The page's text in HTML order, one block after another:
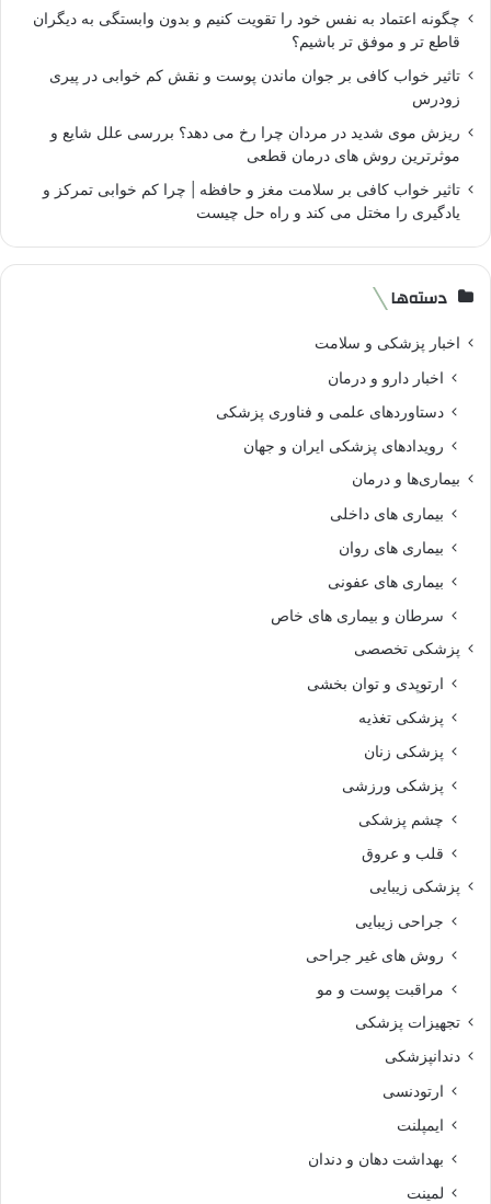
چگونه اعتماد به نفس خود را تقویت کنیم و بدون وابستگی به دیگران
قاطع تر و موفق تر باشیم؟
تاثیر خواب کافی بر جوان ماندن پوست و نقش کم خوابی در پیری
زودرس
ریزش موی شدید در مردان چرا رخ می دهد؟ بررسی علل شایع و
موثرترین روش های درمان قطعی
تاثیر خواب کافی بر سلامت مغز و حافظه | چرا کم خوابی تمرکز و
یادگیری را مختل می کند و راه حل چیست
دسته‌ها
اخبار پزشکی و سلامت
اخبار دارو و درمان
دستاوردهای علمی و فناوری پزشکی
رویدادهای پزشکی ایران و جهان
بیماری‌ها و درمان
بیماری های داخلی
بیماری های روان‌
بیماری های عفونی
سرطان و بیماری های خاص
پزشکی تخصصی
ارتوپدی و توان بخشی
پزشکی تغذیه
پزشکی زنان
پزشکی ورزشی
چشم پزشکی
قلب و عروق
پزشکی زیبایی
جراحی زیبایی
روش های غیر جراحی
مراقبت پوست و مو
تجهیزات پزشکی
دندانپزشکی
ارتودنسی
ایمپلنت
بهداشت دهان و دندان
لمینت